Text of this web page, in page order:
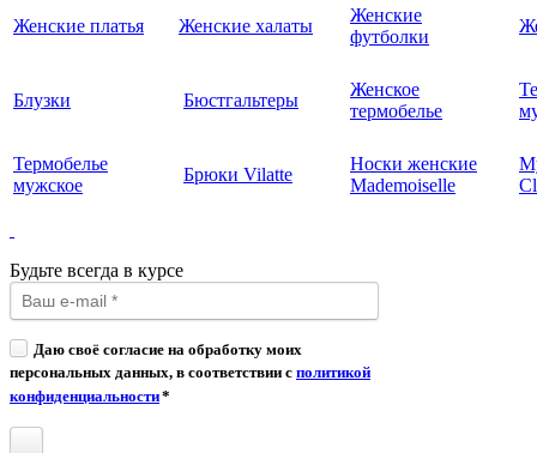
Женские платья Женские халаты
Женские
футболки
Блузки Бюстгальтеры
Женское
термобелье
Термобелье
мужское
Брюки Vilatte
Носки женские
Mademoiselle
Будьте всегда в курсе
Даю своё согласие на обработку моих
персональных данных, в соответствии с политикой
конфиденциальности*